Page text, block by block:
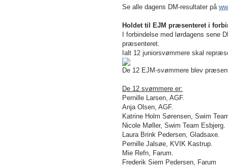
Se alle dagens DM-resultater på
Holdet til EJM præsenteret i
I forbindelse med lørdagens sene
præsenteret.
Ialt 12 juniorsvømmere skal
De 12 EJM-svømmere blev
De 12 svømmere er:
Pernille Larsen, AGF.
Anja Olsen, AGF.
Katrine Holm Sørensen, Swim
Nicole Møller, Swim Team Esbjerg.
Laura Brink Pedersen, Gladsaxe.
Pernille Jalsøe, KVIK Kastrup.
Mie Refn, Farum.
Frederik Siem Pedersen, Farum